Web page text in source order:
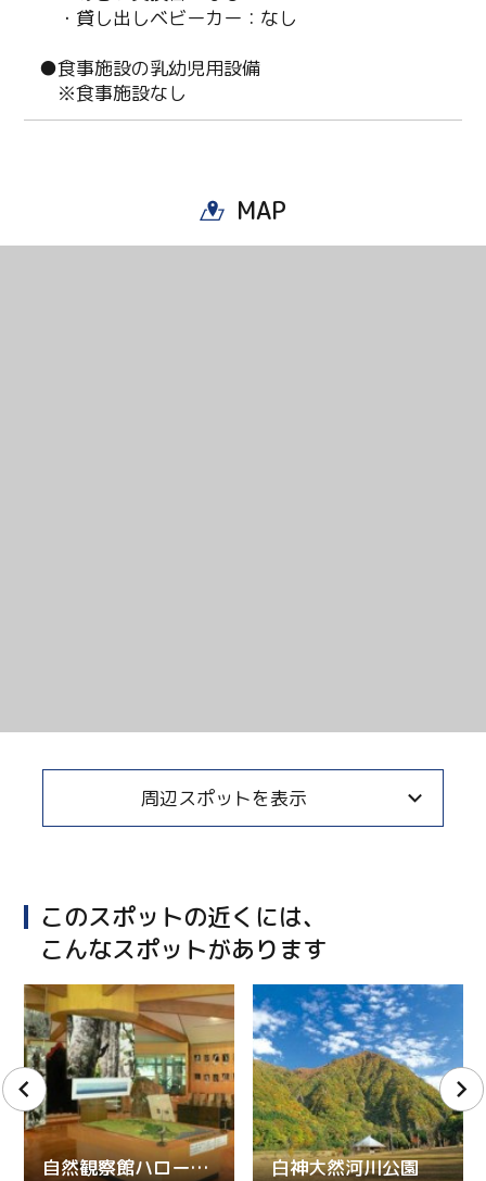
・貸し出しベビーカー：なし
●食事施設の乳幼児用設備
※食事施設なし
MAP
周辺スポットを表示
このスポットの近くには、
こんなスポットがあります
自然観察館ハロー白神 白神大然河川公園